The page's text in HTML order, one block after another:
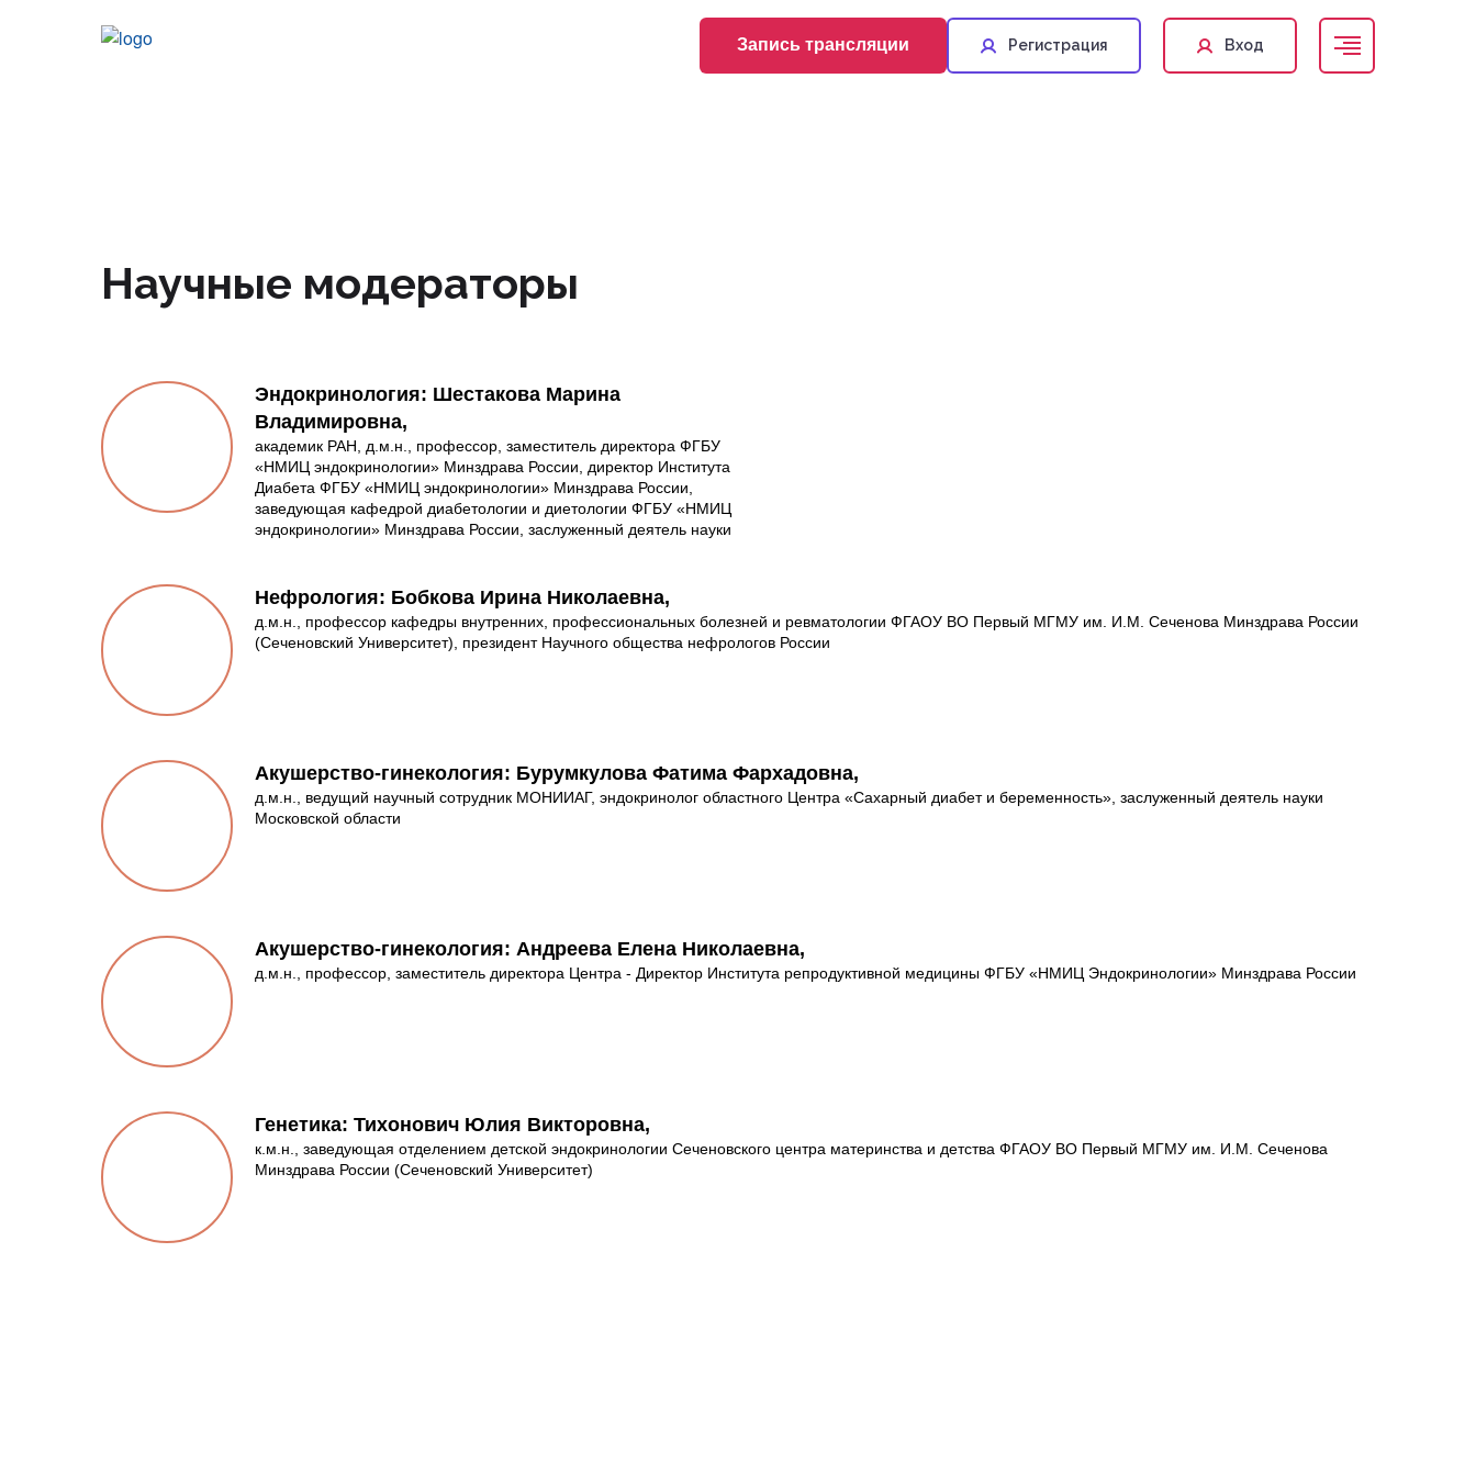
Запись трансляции Регистрация Вход
Научные модераторы
Эндокринология: Шестакова Марина
Владимировна,
академик РАН, д.м.н., профессор, заместитель директора ФГБУ
«НМИЦ эндокринологии» Минздрава России, директор Института
Диабета ФГБУ «НМИЦ эндокринологии» Минздрава России,
заведующая кафедрой диабетологии и диетологии ФГБУ «НМИЦ
эндокринологии» Минздрава России, заслуженный деятель науки
Нефрология: Бобкова Ирина Николаевна,
д.м.н., профессор кафедры внутренних, профессиональных болезней и ревматологии ФГАОУ ВО Первый МГМУ им. И.М. Сеченова Минздрава России
(Сеченовский Университет), президент Научного общества нефрологов России
Акушерство-гинекология: Бурумкулова Фатима Фархадовна,
д.м.н., ведущий научный сотрудник МОНИИАГ, эндокринолог областного Центра «Сахарный диабет и беременность», заслуженный деятель науки
Московской области
Акушерство-гинекология: Андреева Елена Николаевна,
д.м.н., профессор, заместитель директора Центра - Директор Института репродуктивной медицины ФГБУ «НМИЦ Эндокринологии» Минздрава России
Генетика: Тихонович Юлия Викторовна,
к.м.н., заведующая отделением детской эндокринологии Сеченовского центра материнства и детства ФГАОУ ВО Первый МГМУ им. И.М. Сеченова
Минздрава России (Сеченовский Университет)